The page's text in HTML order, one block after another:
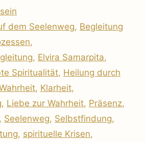
dem Seelenweg, Begleitung
,
, Elvira Samarpita,
Spiritualität, Heilung durch
, Klarheit,
, Liebe zur Wahrheit, Präsenz,
, Seelenweg, Selbstfindung,
, spirituelle Krisen,